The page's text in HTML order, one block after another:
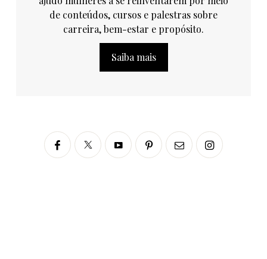
de conteúdos, cursos e palestras sobre
carreira, bem-estar e propósito.
Saiba mais